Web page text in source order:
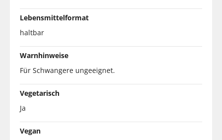
Lebensmittelformat
haltbar
Warnhinweise
Für Schwangere ungeeignet.
Vegetarisch
Ja
Vegan